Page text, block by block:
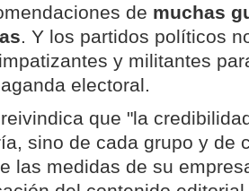
de muchas
. Y los partidos políticos
y militantes
electoral.
que "la
sino de cada grupo y de
las medidas de su